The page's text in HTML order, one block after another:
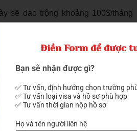
sẽ dao trộng khoảng 100$/tháng
một du học sinh tại Hàn Quốc chỉ
như Nhật Bản hay Singapore là
vị trí địa lý… Do vậy các khoản
bạn cần lo gồm: học phí 6 – 12
+ tiền ăn + sinh hoạt phí 2 tháng
Điền Form để được
Bạn sẽ nhận được gì?
✅ Tư vấn, định hướng chọn trường
✅ Tư vấn loại visa và hồ sơ phù hợp
✅ Tư vấn thời gian nộp hồ sơ
Họ và tên người liên hệ